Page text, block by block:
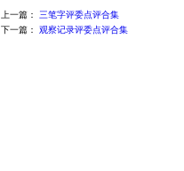
上一篇： 三笔字评委点评合集
下一篇：观察记录评委点评合集